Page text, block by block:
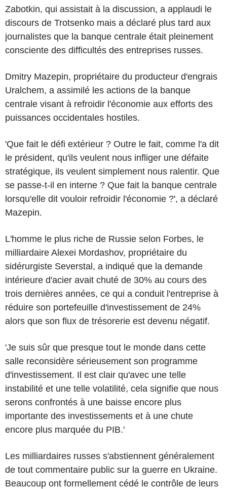
Zabotkin, qui assistait à la discussion, a applaudi le
discours de Trotsenko mais a déclaré plus tard aux
journalistes que la banque centrale était pleinement
consciente des difficultés des entreprises russes.
Dmitry Mazepin, propriétaire du producteur d'engrais
Uralchem, a assimilé les actions de la banque
centrale visant à refroidir l'économie aux efforts des
puissances occidentales hostiles.
'Que fait le défi extérieur ? Outre le fait, comme l'a dit
le président, qu'ils veulent nous infliger une défaite
stratégique, ils veulent simplement nous ralentir. Que
se passe-t-il en interne ? Que fait la banque centrale
lorsqu'elle dit vouloir refroidir l'économie ?', a déclaré
Mazepin.
L'homme le plus riche de Russie selon Forbes, le
milliardaire Alexei Mordashov, propriétaire du
sidérurgiste Severstal, a indiqué que la demande
intérieure d'acier avait chuté de 30% au cours des
trois dernières années, ce qui a conduit l'entreprise à
réduire son portefeuille d'investissement de 24%
alors que son flux de trésorerie est devenu négatif.
'Je suis sûr que presque tout le monde dans cette
salle reconsidère sérieusement son programme
d'investissement. Il est clair qu'avec une telle
instabilité et une telle volatilité, cela signifie que nous
serons confrontés à une baisse encore plus
importante des investissements et à une chute
encore plus marquée du PIB.'
Les milliardaires russes s'abstiennent généralement
de tout commentaire public sur la guerre en Ukraine.
Beaucoup ont formellement cédé le contrôle de leurs